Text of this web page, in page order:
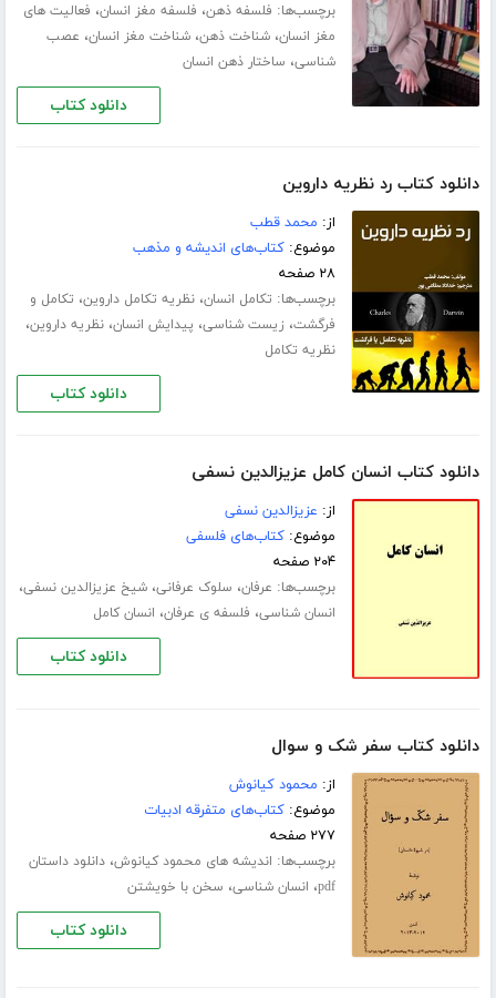
برچسب‌ها: فلسفه ذهن، فلسفه مغز انسان، فعالیت های
مغز انسان،شناخت ذهن،شناخت مغز انسان، عصب
شناسی، ساختار ذهن انسان
دانلود کتاب
دانلود کتاب رد نظریه داروین
از: م‍ح‍م‍د ق‍طب‌
موضوع:کتاب‌های اندیشه و مذهب
۲۸ صفحه
برچسب‌ها: تکامل انسان،نظریه تکامل داروین، تکامل و
فرگشت، زیست شناسی، پیدایش انسان،نظریه داروین،
نظریه تکامل
دانلود کتاب
دانلود کتاب انسان کامل عزیزالدین نسفی
از: عزیزالدین نسفی
موضوع:کتاب‌های فلسفی
۲۰۴ صفحه
برچسب‌ها: عرفان، سلوک عرفانی،شیخ عزیزالدین نسفی،
انسان شناسی، فلسفه ی عرفان، انسان کامل
دانلود کتاب
دانلود کتاب سفر شک و سوال
از: محمود کیانوش
موضوع:کتاب‌های متفرقه ادبیات
۲۷۷ صفحه
برچسب‌ها: اندیشه های محمود کیانوش،دانلود داستان
pdf، انسان شناسی، سخن با خویشتن
دانلود کتاب